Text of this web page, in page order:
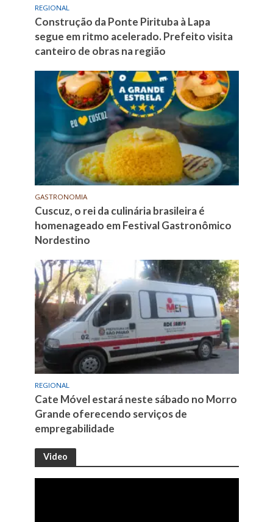
REGIONAL
Construção da Ponte Pirituba à Lapa
segue em ritmo acelerado. Prefeito visita
canteiro de obras na região
GASTRONOMIA
Cuscuz, o rei da culinária brasileira é
homenageado em Festival Gastronômico
Nordestino
REGIONAL
Cate Móvel estará neste sábado no Morro
Grande oferecendo serviços de
empregabilidade
Video